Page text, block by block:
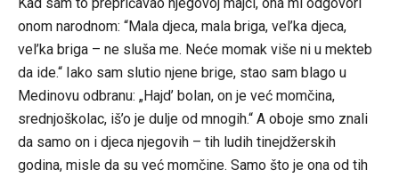
onom narodnom: “Mala djeca, mala briga, vel’ka djeca,
vel’ka briga – ne sluša me. Neće momak više ni u mekteb
da ide.“ Iako sam slutio njene brige, stao sam blago u
Medinovu odbranu: „Hajd’ bolan, on je već momčina,
srednjoškolac, iš’o je dulje od mnogih.“ A oboje smo znali
da samo on i djeca njegovih – tih ludih tinejdžerskih
godina, misle da su već momčine. Samo što je ona od tih